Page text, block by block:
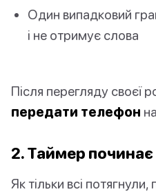
Один випадковий
і не отримує слова
Після перегляду своєї
передати телефон
2. Таймер починає
Як тільки всі